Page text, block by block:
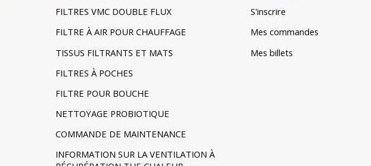
FILTRES VMC DOUBLE FLUX
FILTRE À AIR POUR CHAUFFAGE
TISSUS FILTRANTS ET MATS
FILTRES À POCHES
FILTRE POUR BOUCHE
NETTOYAGE PROBIOTIQUE
COMMANDE DE MAINTENANCE
INFORMATION SUR LA VENTILATION À
S'inscrire
Mes commandes
Mes billets